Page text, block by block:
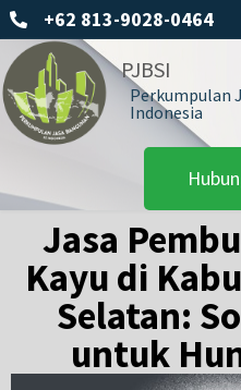
+62 813-9028-0464
PJBSI
Perkumpulan
Indonesia
Jasa
Kayu di
Selatan:
untuk